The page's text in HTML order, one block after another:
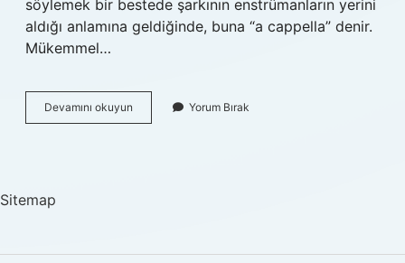
söylemek bir bestede şarkının enstrümanların yerini
aldığı anlamına geldiğinde, buna “a cappella” denir.
Mükemmel…
Devamını okuyun
Soylemek
Yorum Bırak
Sitemap